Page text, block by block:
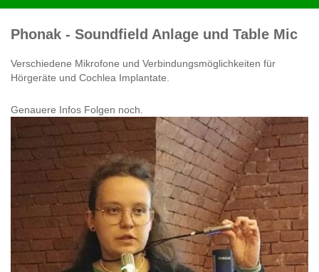
Phonak - Soundfield Anlage und Table Mic
Verschiedene Mikrofone und Verbindungsmöglichkeiten für
Hörgeräte und Cochlea Implantate.
Genauere Infos Folgen noch.